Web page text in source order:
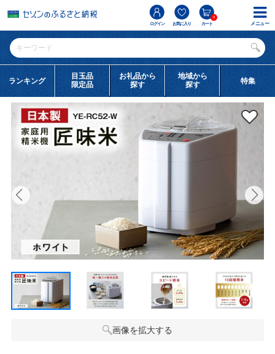
ログイン お気に入り カート
0
ランキング
目玉品
限定品
お礼品から
探す
地域から
探す
特集
画像を拡大する
メニュー